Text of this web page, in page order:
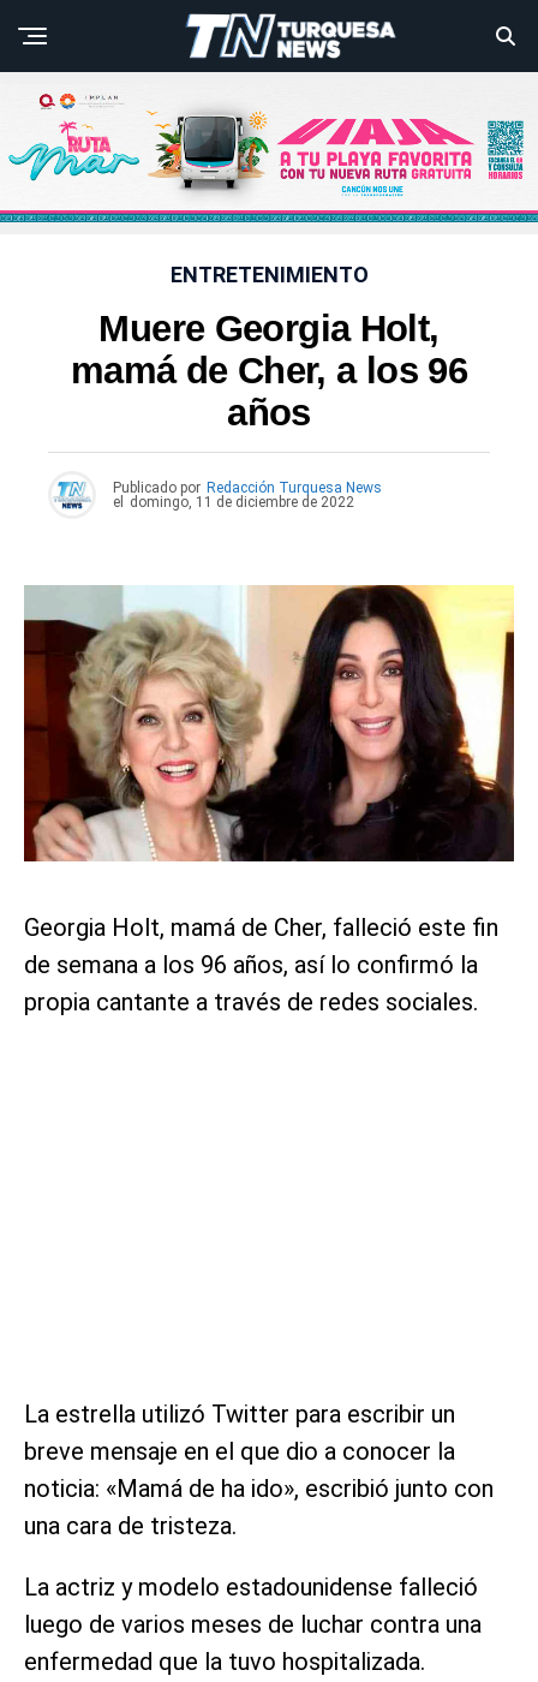
ENTRETENIMIENTO
Muere Georgia Holt,
mamá de Cher, a los 96
años
Publicado por Redacción Turquesa News
el
domingo, 11 de diciembre de 2022
Georgia Holt, mamá de Cher, falleció este fin
de semana a los 96 años, así lo confirmó la
propia cantante a través de redes sociales.
La estrella utilizó Twitter para escribir un
breve mensaje en el que dio a conocer la
noticia: «Mamá de ha ido», escribió junto con
una cara de tristeza.
La actriz y modelo estadounidense falleció
luego de varios meses de luchar contra una
enfermedad que la tuvo hospitalizada.